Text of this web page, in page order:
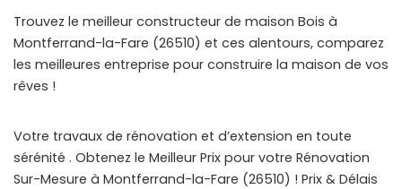
Trouvez le meilleur constructeur de maison Bois à
Montferrand-la-Fare (26510) et ces alentours, comparez
les meilleures entreprise pour construire la maison de vos
rêves !
Votre travaux de rénovation et d’extension en toute
sérénité . Obtenez le Meilleur Prix pour votre Rénovation
Sur-Mesure à Montferrand-la-Fare (26510) ! Prix & Délais